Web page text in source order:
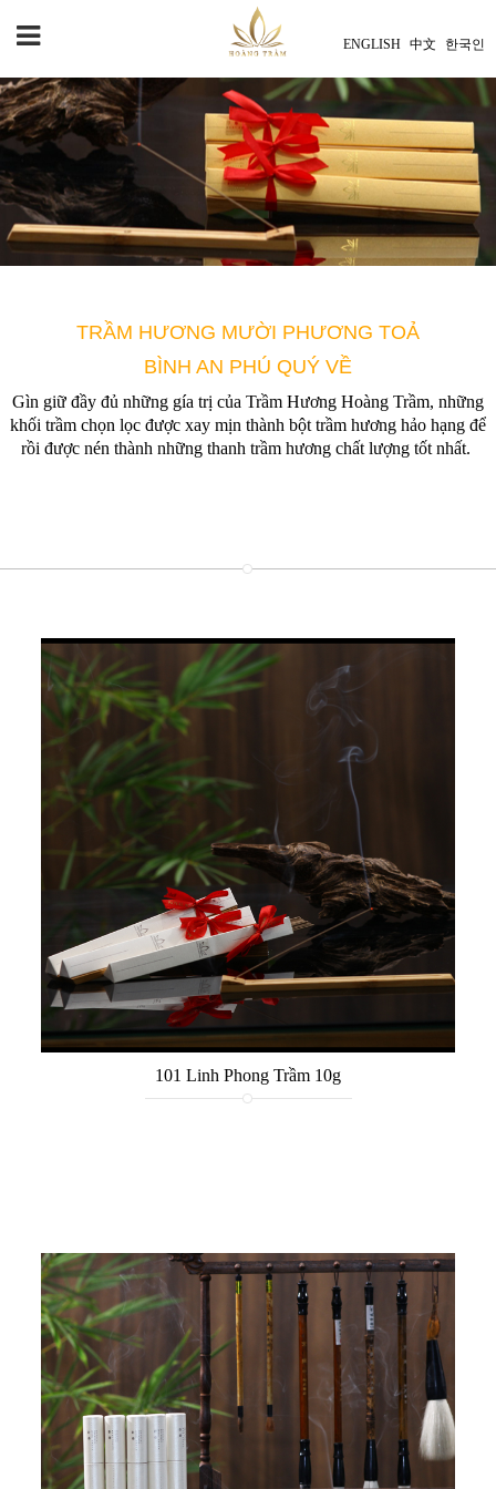
ENGLISH 中文 한국인
TRẦM HƯƠNG MƯỜI PHƯƠNG TOẢ
BÌNH AN PHÚ QUÝ VỀ
Gìn giữ đầy đủ những gía trị của Trầm Hương Hoàng Trầm, những
khối trầm chọn lọc được xay mịn thành bột trầm hương hảo hạng để
rồi được nén thành những thanh trầm hương chất lượng tốt nhất.
101 Linh Phong Trầm 10g